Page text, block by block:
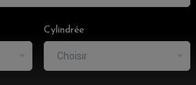
Cylindrée
Choisir